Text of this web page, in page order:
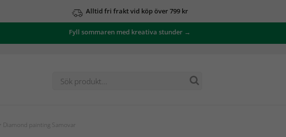
Alltid fri frakt vid köp över 799 kr
Fyll sommaren med kreativa stunder →
> Diamond painting Samovar